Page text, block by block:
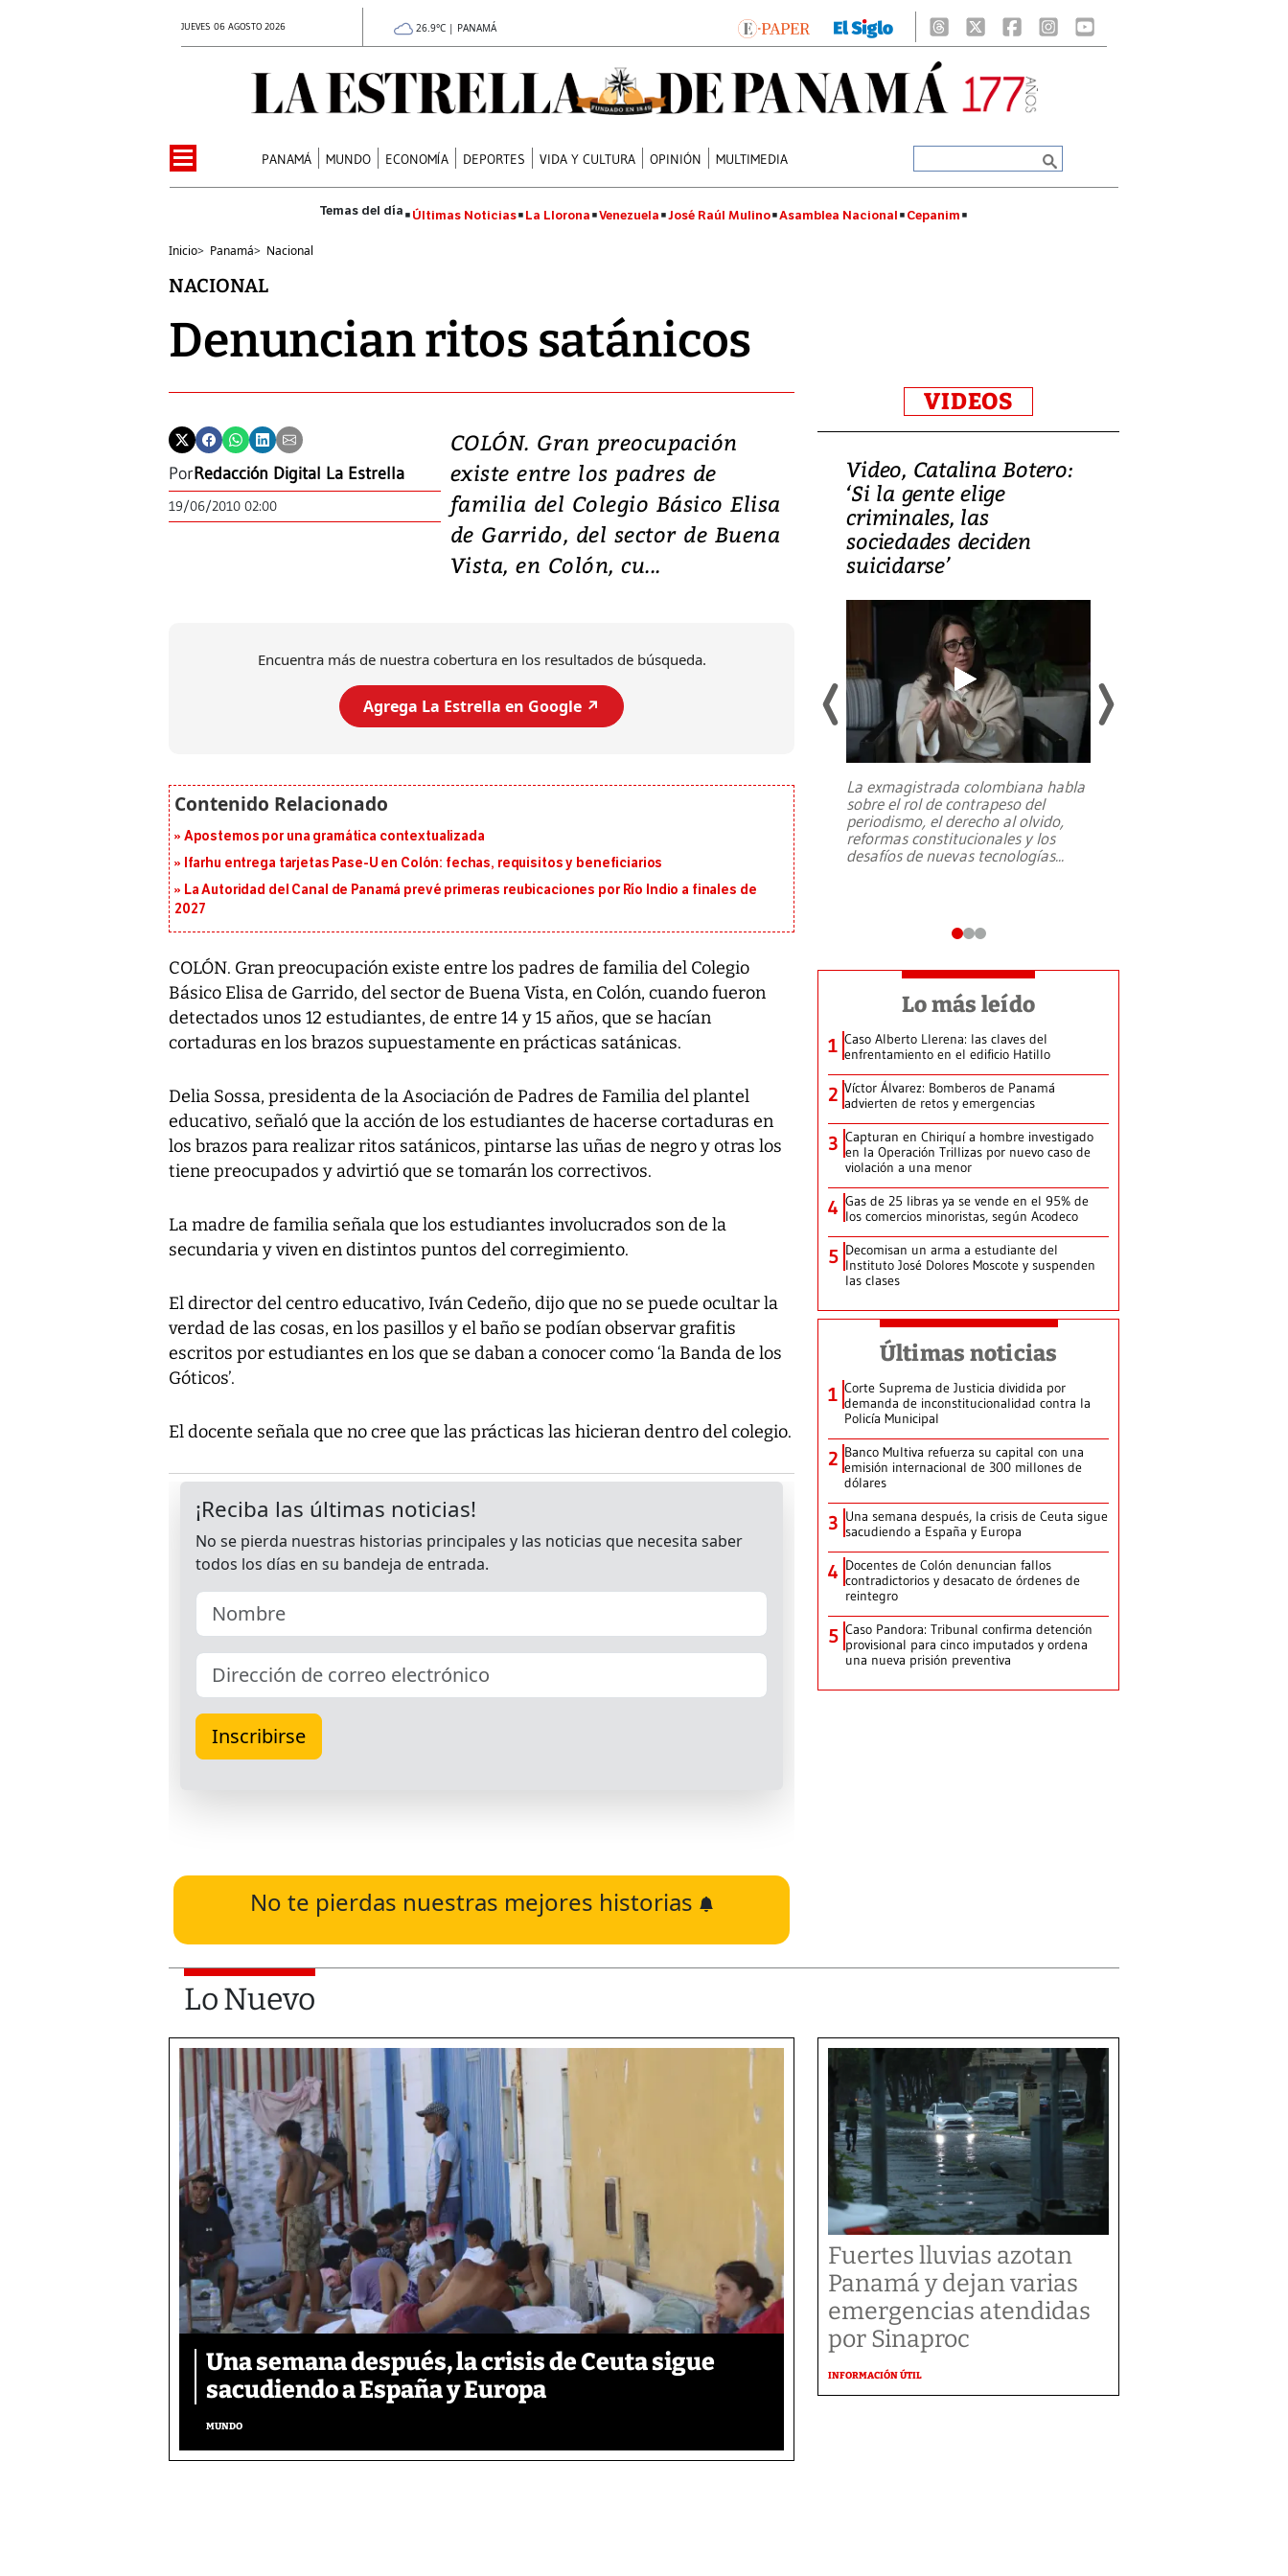
JUEVES 06 AGOSTO 2026 26.9°C | PANAMÁ
PANAMÁ MUNDO ECONOMÍA DEPORTES VIDA Y CULTURA OPINIÓN MULTIMEDIA
Últimas Noticias La Llorona Venezuela José Raúl Mulino Asamblea Nacional Cepanim
Inicio> Panamá> Nacional
NACIONAL
Denuncian ritos satánicos
PorRedacción Digital La Estrella
19/06/2010 02:00
COLÓN. Gran preocupación
existe entre los padres de
familia del Colegio Básico Elisa
de Garrido, del sector de Buena
Vista, en Colón, cu...
Encuentra más de nuestra cobertura en los resultados de búsqueda.
Agrega La Estrella en Google ↗️
Apostemos por una gramática contextualizada
Ifarhu entrega tarjetas Pase-U en Colón: fechas, requisitos y beneficiarios
La Autoridad del Canal de Panamá prevé primeras reubicaciones por Río Indio a finales de
2027
COLÓN. Gran preocupación existe entre los padres de familia del Colegio
Básico Elisa de Garrido, del sector de Buena Vista, en Colón, cuando fueron
detectados unos 12 estudiantes, de entre 14 y 15 años, que se hacían
cortaduras en los brazos supuestamente en prácticas satánicas.
Delia Sossa, presidenta de la Asociación de Padres de Familia del plantel
educativo, señaló que la acción de los estudiantes de hacerse cortaduras en
los brazos para realizar ritos satánicos, pintarse las uñas de negro y otras los
tiene preocupados y advirtió que se tomarán los correctivos.
La madre de familia señala que los estudiantes involucrados son de la
secundaria y viven en distintos puntos del corregimiento.
El director del centro educativo, Iván Cedeño, dijo que no se puede ocultar la
verdad de las cosas, en los pasillos y el baño se podían observar grafitis
escritos por estudiantes en los que se daban a conocer como ‘la Banda de los
Góticos’.
El docente señala que no cree que las prácticas las hicieran dentro del colegio.
No te pierdas nuestras mejores historias
VIDEOS
Video, Japón: Terremoto
deja heridos y graves
daños en Kumamoto
al sur de Japón, provocando una
Video, Catalina Botero:
‘Si la gente elige
criminales, las
sociedades deciden
suicidarse’
La exmagistrada colombiana habla
sobre el rol de contrapeso del
periodismo, el derecho al olvido,
reformas constitucionales y los
desafíos de nuevas tecnologías...
Lo más leído
1 Caso Alberto Llerena: las claves del
enfrentamiento en el edificio Hatillo
2 Víctor Álvarez: Bomberos de Panamá
advierten de retos y emergencias
3 Capturan en Chiriquí a hombre investigado
en la Operación Trillizas por nuevo caso de
violación a una menor
4 Gas de 25 libras ya se vende en el 95% de
los comercios minoristas, según Acodeco
5 Decomisan un arma a estudiante del
Instituto José Dolores Moscote y suspenden
las clases
Últimas noticias
1 Corte Suprema de Justicia dividida por
demanda de inconstitucionalidad contra la
Policía Municipal
2 Banco Multiva refuerza su capital con una
emisión internacional de 300 millones de
dólares
3 Una semana después, la crisis de Ceuta sigue
sacudiendo a España y Europa
4 Docentes de Colón denuncian fallos
contradictorios y desacato de órdenes de
reintegro
5 Caso Pandora: Tribunal confirma detención
provisional para cinco imputados y ordena
una nueva prisión preventiva
Lo Nuevo
Una semana después, la crisis de Ceuta sigue
sacudiendo a España y Europa
MUNDO
Fuertes lluvias azotan
Panamá y dejan varias
emergencias atendidas
por Sinaproc
INFORMACIÓN ÚTIL